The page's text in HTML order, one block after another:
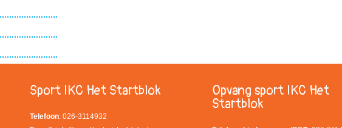
Sport IKC Het Startblok
Telefoon: 026-3114932
Opvang sport IKC Het
Startblok